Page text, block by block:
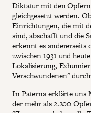
Diktatur mit den
gleichgesetzt werden.
Einrichtungen, die mit
sind, abschafft und die
erkennt es andererseits
zwischen 1931 und
Lokalisierung,
Verschwundenen"
In Paterna erklärte uns
der mehr als 2.200